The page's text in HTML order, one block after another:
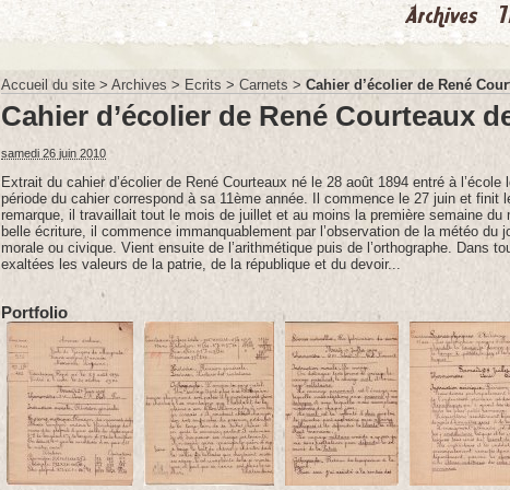
Accueil du site >Archives > Ecrits >Carnets >Cahier d’écolier de René
Cahier d’écolier de René Courteaux
samedi 26 juin 2010
Extrait du cahier d’écolier de René Courteaux né le 28 août 1894 entré à l’école
période du cahier correspond à sa 11ème année. Il commence le 27 juin et finit
remarque, il travaillait tout le mois de juillet et au moins la première semaine du
belle écriture, il commence immanquablement par l’observation de la météo du
morale ou civique. Vient ensuite de l’arithmétique puis de l’orthographe. Dans
exaltées les valeurs de la patrie, de la république et du devoir...
Portfolio